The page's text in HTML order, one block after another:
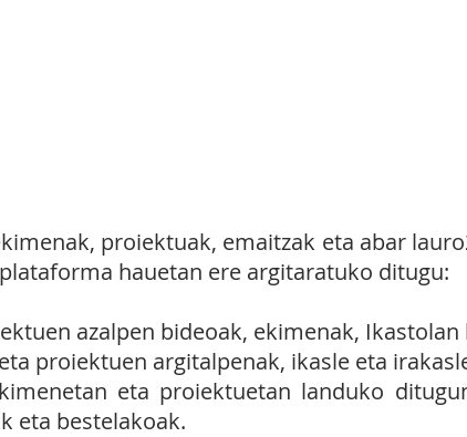
proiektuak, emaitzak eta abar
hauetan ere argitaratuko ditugu:
azalpen bideoak, ekimenak,
proiektuen argitalpenak, ikasle eta
eta proiektuetan landuko
eta bestelakoak.